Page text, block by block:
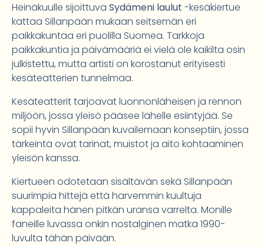
Heinäkuulle sijoittuva Sydämeni laulut -kesäkiertue
kattaa Sillanpään mukaan seitsemän eri
paikkakuntaa eri puolilla Suomea. Tarkkoja
paikkakuntia ja päivämääriä ei vielä ole kaikilta osin
julkistettu, mutta artisti on korostanut erityisesti
kesäteatterien tunnelmaa.
Kesäteatterit tarjoavat luonnonläheisen ja rennon
miljöön, jossa yleisö pääsee lähelle esiintyjää. Se
sopii hyvin Sillanpään kuvailemaan konseptiin, jossa
tärkeintä ovat tarinat, muistot ja aito kohtaaminen
yleisön kanssa.
Kiertueen odotetaan sisältävän sekä Sillanpään
suurimpia hittejä että harvemmin kuultuja
kappaleita hänen pitkän uransa varrelta. Monille
faneille luvassa onkin nostalginen matka 1990-
luvulta tähän päivään.